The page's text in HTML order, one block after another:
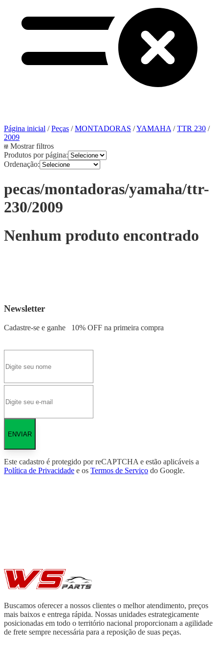
Página inicial /Peças /MONTADORAS /YAMAHA/TTR 230 /
2009
Mostrar filtros
Produtos por página:
Ordenação:
pecas/montadoras/yamaha/ttr-
230/2009
Nenhum produto encontrado
Newsletter
Cadastre-se e ganhe 10% OFF na primeira compra
ENVIAR
Este cadastro é protegido por reCAPTCHA e estão aplicáveis a
Política de Privacidade e os Termos de Serviço do Google.
Buscamos oferecer a nossos clientes o melhor atendimento, preços
mais baixos e entrega rápida. Nossas unidades estrategicamente
posicionadas em todo o território nacional proporcionam a agilidade
de frete sempre necessária para a reposição de suas peças.